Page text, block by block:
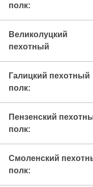
полк:
Великолуцкий
пехотный
Галицкий пехотный
полк:
Пензенский
полк:
Смоленский
полк: